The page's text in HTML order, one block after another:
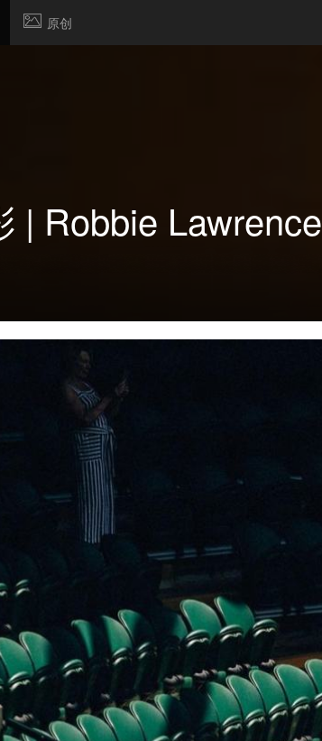
原创
| Robbie Lawrence